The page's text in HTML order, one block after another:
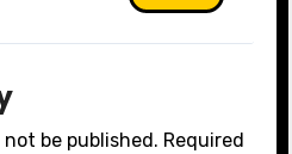
be published. Required